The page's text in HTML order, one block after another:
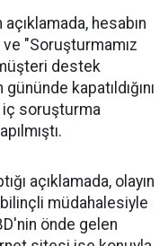
hesabın
ve "Soruşturmamız
destek
kapatıldığını
iç soruşturma
açıklamada, olayın
müdahalesiyle
önde gelen